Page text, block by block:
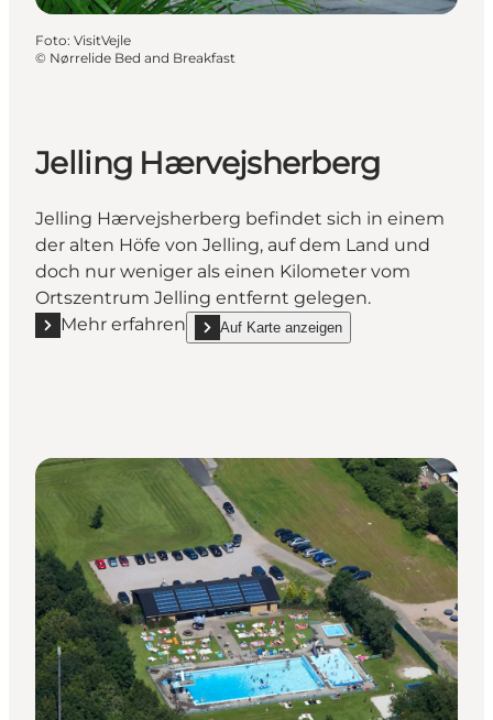
Foto: VisitVejle
© Nørrelide Bed and Breakfast
Jelling Hærvejsherberg
Jelling Hærvejsherberg befindet sich in einem
der alten Höfe von Jelling, auf dem Land und
doch nur weniger als einen Kilometer vom
Ortszentrum Jelling entfernt gelegen.
Mehr erfahren
Mehr erfahren "Jelling Hærvejsherberg"
Auf Karte anzeigen
show Jelling Hærvejsherberg on_map